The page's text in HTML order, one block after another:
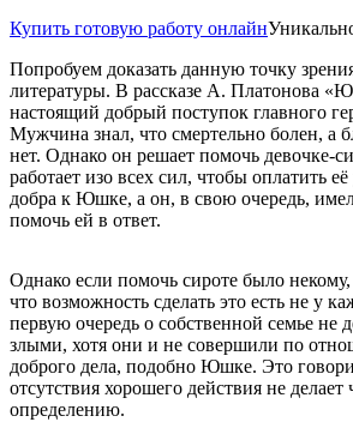
Купить готовую работу онлайн
Попробуем доказать данную точку
литературы. В рассказе А. Платонова
настоящий добрый поступок главного
Мужчина знал, что смертельно болен, а
нет. Однако он решает помочь девочке-
работает изо всех сил, чтобы оплатить
добра к Юшке, а он, в свою очередь,
помочь ей в ответ.
Однако если помочь сироте было некому,
что возможность сделать это есть не у
первую очередь о собственной семье не
злыми, хотя они и не совершили по
доброго дела, подобно Юшке. Это
отсутствия хорошего действия не
определению.